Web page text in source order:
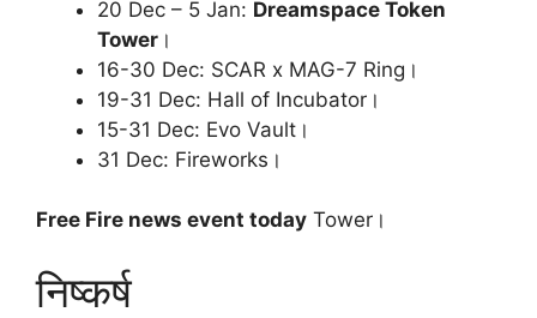
20 Dec – 5 Jan: Dreamspace Token
Tower ।
16-30 Dec: SCAR x MAG-7 Ring।
19-31 Dec: Hall of Incubator।
15-31 Dec: Evo Vault।
31 Dec: Fireworks।
Free Fire news event today Tower।
निष्कर्ष